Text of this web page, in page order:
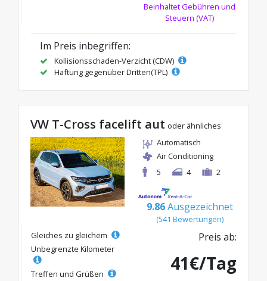
Beinhaltet Gebühren und
Steuern (VAT)
Im Preis inbegriffen:
Kollisionsschaden-Verzicht (CDW)
Haftung gegenüber Dritten(TPL)
VW T-Cross facelift aut oder ähnliches
Automatisch
Air Conditioning
5
4 2
9.86 Ausgezeichnet
(541 Bewertungen)
Gleiches zu gleichem
Unbegrenzte Kilometer
Treffen und Grüßen
Preis ab:
41€/Tag